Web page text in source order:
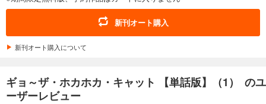
新刊オート購入
新刊オート購入について
ギョ～ザ・ホカホカ・キャット 【単話版】（1） のユ
ーザーレビュー